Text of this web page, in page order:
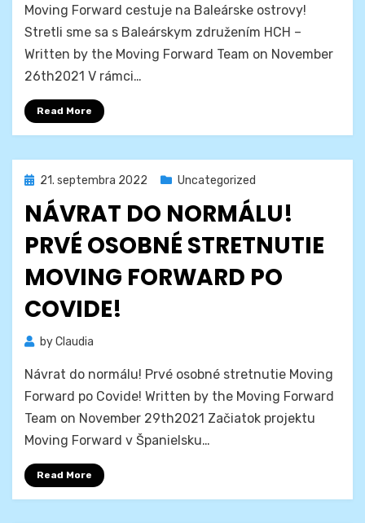
Moving Forward cestuje na Baleárske ostrovy!
Stretli sme sa s Baleárskym združením HCH –
Written by the Moving Forward Team on November
26th2021 V rámci…
Read More
Posted
21. septembra 2022 Uncategorized
NÁVRAT DO NORMÁLU!
PRVÉ OSOBNÉ STRETNUTIE
MOVING FORWARD PO
COVIDE!
byClaudia
Návrat do normálu! Prvé osobné stretnutie Moving
Forward po Covide! Written by the Moving Forward
Team on November 29th2021 Začiatok projektu
Moving Forward v Španielsku…
Read More